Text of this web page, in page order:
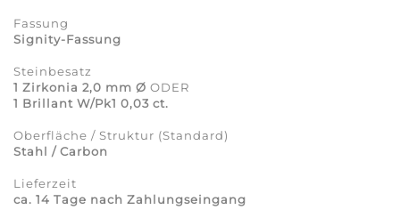
Fassung
Signity-Fassung
Steinbesatz
1 Zirkonia 2,0 mm Ø ODER
1 Brillant W/Pk1 0,03 ct.
Oberfläche / Struktur (Standard)
Stahl / Carbon
Lieferzeit
ca. 14 Tage nach Zahlungseingang